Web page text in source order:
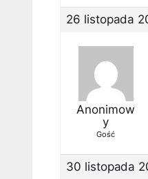
26 listopada
Anonimow
y
Gość
30 listopada